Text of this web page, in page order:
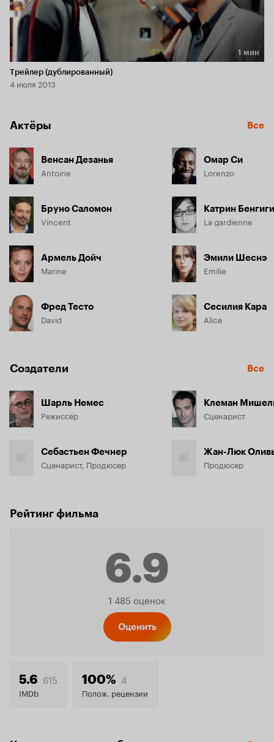
Длительность 1 мин
1 мин
Трейлер (дублированный)
4 июля 2013
Актёры Все
Венсан Дезанья
Antoine
Бруно Саломон
Vincent
Армель Дойч
Marine
Фред Тесто
David
Омар Си
Lorenzo
Катрин Бенгиги
La gardienne
Эмили Шеснэ
Emilie
Сесилия Кара
Alice
Создатели Все
Шарль Немес
Режиссёр
Себастьен Фечнер
Сценарист, Продюсер
Клеман
Сценарист
Жан-Люк
Продюсер
Рейтинг фильма
6.9
Рейтинг
6.9
1 485 оценок
Оценить
5.6 615
IMDb
100% 4
Полож. рецензии